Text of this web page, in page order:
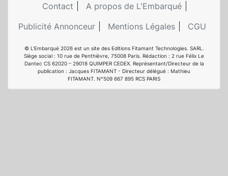
Contact
A propos de L'Embarqué
Publicité Annonceur
Mentions Légales CGU
© L'Embarqué 2026 est un site des Editions Fitamant Technologies. SARL.
Siège social : 10 rue de Penthièvre, 75008 Paris. Rédaction : 2 rue Félix Le
Dantec CS 62020 – 29018 QUIMPER CEDEX. Représentant/Directeur de la
publication : Jacques FITAMANT - Directeur délégué : Mathieu
FITAMANT. N°509 667 895 RCS PARIS